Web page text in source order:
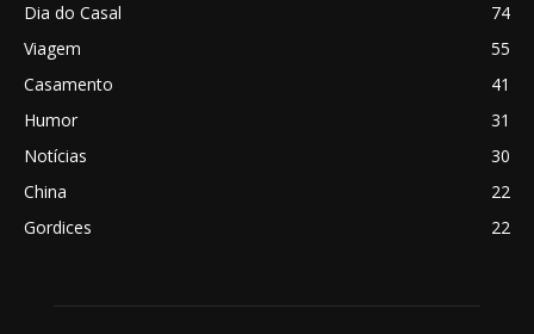
Dia do Casal
74
Viagem
55
Casamento
41
Humor
31
Notícias
30
China
22
Gordices
22